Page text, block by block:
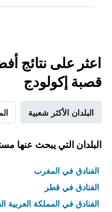
اعثر على نتائج
قصبة إكولودج
البلدان الأكثر شعبية
البلدان التي يبحث عنها
الفنادق في المغرب
الفنادق في قطر
الفنادق في المملكة العربية